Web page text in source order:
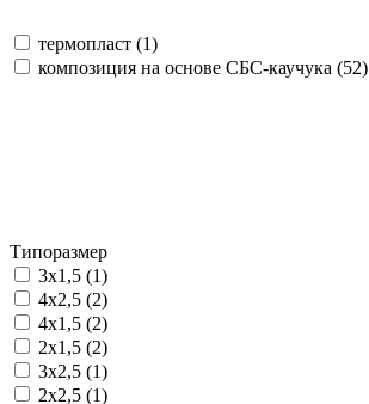
термопласт (1)
композиция на основе СБС-каучука (52)
Типоразмер
3х1,5 (1)
4х2,5 (2)
4х1,5 (2)
2х1,5 (2)
3х2,5 (1)
2х2,5 (1)